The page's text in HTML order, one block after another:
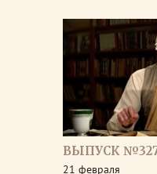
ВЫПУСК
21 февраля